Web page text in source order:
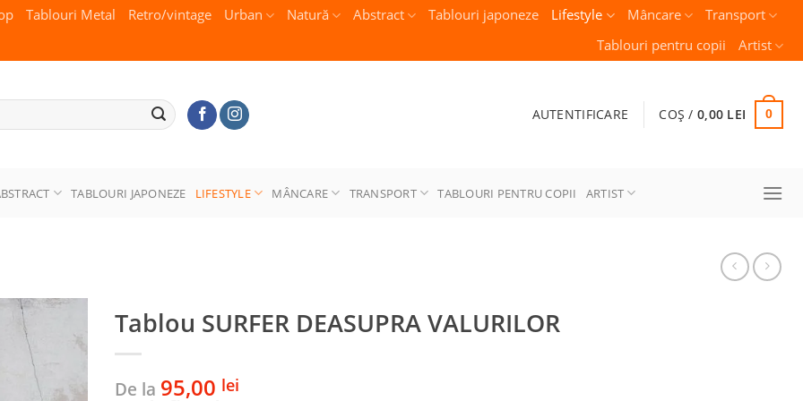
Tablouri Metal Retro/vintage Urban Natură Abstract Tablouri japoneze Lifestyle Mâncare
Transport
Tablouri pentru copii
Artist
AUTENTIFICARE COȘ / 0,00 LEI 0
TABLOURI JAPONEZE LIFESTYLE MÂNCARE TRANSPORT TABLOURI PENTRU COPII ARTIST
Adaugă
Tablou SURFER DEASUPRA VALURILOR
De la 95,00 lei